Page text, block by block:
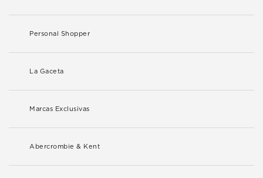
Personal Shopper
La Gaceta
Marcas Exclusivas
Abercrombie & Kent